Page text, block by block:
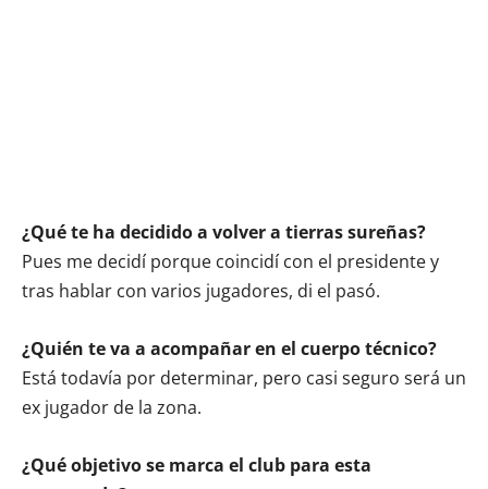
¿Qué te ha decidido a volver a tierras sureñas?
Pues me decidí porque coincidí con el presidente y
tras hablar con varios jugadores, di el pasó.
¿Quién te va a acompañar en el cuerpo técnico?
Está todavía por determinar, pero casi seguro será un
ex jugador de la zona.
¿Qué objetivo se marca el club para esta